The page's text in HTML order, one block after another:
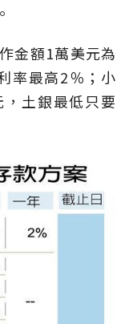
金額1萬美元為
率最高2％；小
土銀最低只要